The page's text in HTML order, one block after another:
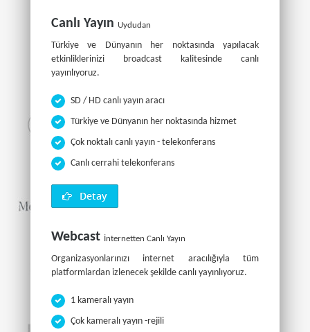
Canlı Yayın Uydudan
Türkiye ve Dünyanın her noktasında yapılacak
etkinliklerinizi broadcast kalitesinde canlı
yayınlıyoruz.
SD / HD canlı yayın aracı
Türkiye ve Dünyanın her noktasında hizmet
Çok noktalı canlı yayın - telekonferans
Canlı cerrahi telekonferans
Detay
Webcast İnternetten Canlı Yayın
Organizasyonlarınızı internet aracılığıyla tüm
platformlardan izlenecek şekilde canlı yayınlıyoruz.
1 kameralı yayın
Çok kameralı yayın -rejili